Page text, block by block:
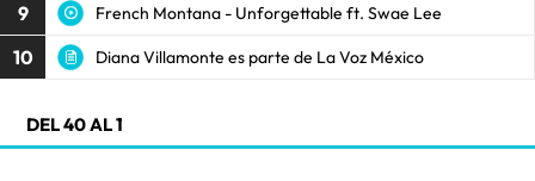
9 French Montana - Unforgettable ft. Swae Lee
10 Diana Villamonte es parte de La Voz México
DEL 40 AL 1